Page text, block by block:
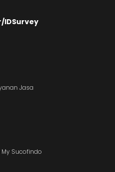
IDSurvey
Jasa
Sucofindo